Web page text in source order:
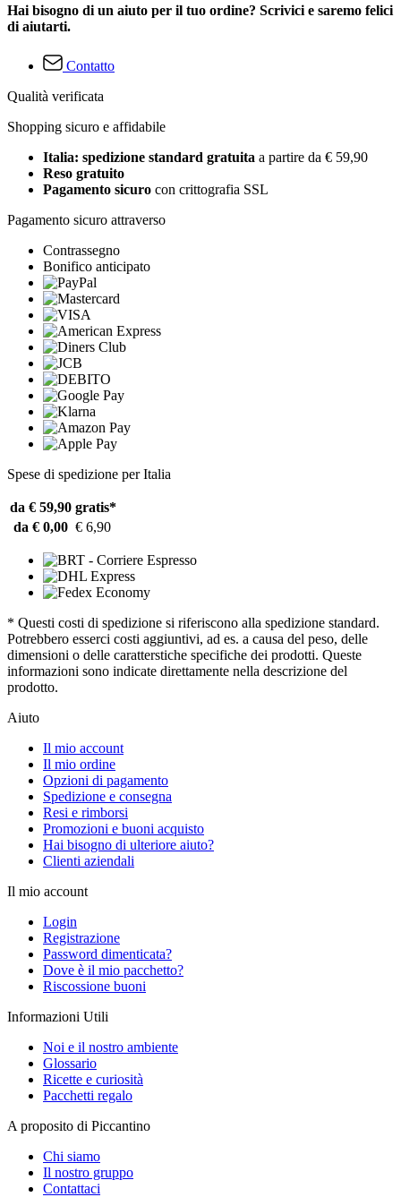
Hai bisogno di un aiuto per il tuo ordine? Scrivici e saremo felici
di aiutarti.
Contatto
Qualità verificata
Shopping sicuro e affidabile
Italia: spedizione standard gratuita a partire da € 59,90
Reso gratuito
Pagamento sicuro con crittografia SSL
Pagamento sicuro attraverso
Contrassegno
Bonifico anticipato
Spese di spedizione per Italia
da € 59,90 gratis*
da € 0,00 € 6,90
* Questi costi di spedizione si riferiscono alla spedizione standard.
Potrebbero esserci costi aggiuntivi, ad es. a causa del peso, delle
dimensioni o delle caratterstiche specifiche dei prodotti. Queste
informazioni sono indicate direttamente nella descrizione del
prodotto.
Aiuto
Il mio account
Il mio ordine
Opzioni di pagamento
Spedizione e consegna
Resi e rimborsi
Promozioni e buoni acquisto
Hai bisogno di ulteriore aiuto?
Clienti aziendali
Il mio account
Login
Registrazione
Password dimenticata?
Dove è il mio pacchetto?
Riscossione buoni
Informazioni Utili
Noi e il nostro ambiente
Glossario
Ricette e curiosità
Pacchetti regalo
A proposito di Piccantino
Chi siamo
Il nostro gruppo
Contattaci